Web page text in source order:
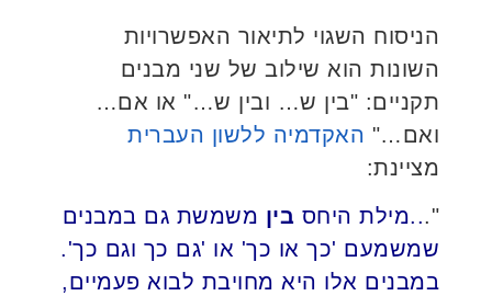
הניסוח השגוי לתיאור האפשרויות
השונות הוא שילוב של שני מבנים
תקניים: "בין ש… ובין ש…" או אם…
ואם…" האקדמיה ללשון העברית
מציינת:
"...מילת היחס בין משמשת גם במבנים
שמשמעם 'כך או כך' או 'גם כך וגם כך'.
במבנים אלו היא מחויבת לבוא פעמיים,